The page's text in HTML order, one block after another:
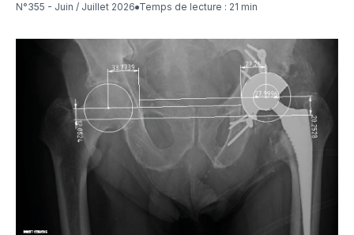
N°355 - Juin / Juillet 2026 Temps de lecture : 21 min